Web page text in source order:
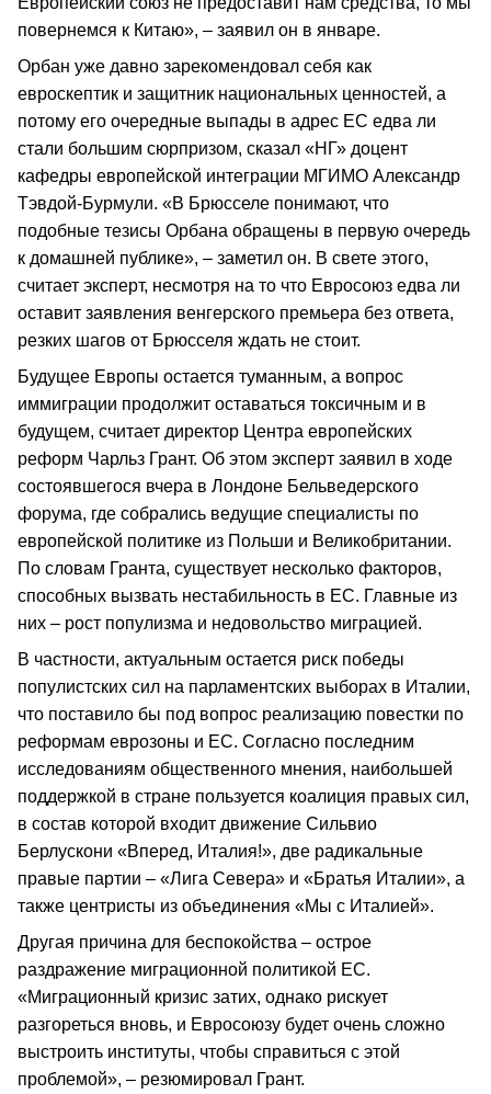
повернемся к Китаю», – заявил он в январе.
Орбан уже давно зарекомендовал себя как
евроскептик и защитник национальных ценностей, а
потому его очередные выпады в адрес ЕС едва ли
стали большим сюрпризом, сказал «НГ» доцент
кафедры европейской интеграции МГИМО Александр
Тэвдой-Бурмули. «В Брюсселе понимают, что
подобные тезисы Орбана обращены в первую очередь
к домашней публике», – заметил он. В свете этого,
считает эксперт, несмотря на то что Евросоюз едва ли
оставит заявления венгерского премьера без ответа,
резких шагов от Брюсселя ждать не стоит.
Будущее Европы остается туманным, а вопрос
иммиграции продолжит оставаться токсичным и в
будущем, считает директор Центра европейских
реформ Чарльз Грант. Об этом эксперт заявил в ходе
состоявшегося вчера в Лондоне Бельведерского
форума, где собрались ведущие специалисты по
европейской политике из Польши и Великобритании.
По словам Гранта, существует несколько факторов,
способных вызвать нестабильность в ЕС. Главные из
них – рост популизма и недовольство миграцией.
В частности, актуальным остается риск победы
популистских сил на парламентских выборах в Италии,
что поставило бы под вопрос реализацию повестки по
реформам еврозоны и ЕС. Согласно последним
исследованиям общественного мнения, наибольшей
поддержкой в стране пользуется коалиция правых сил,
в состав которой входит движение Сильвио
Берлускони «Вперед, Италия!», две радикальные
правые партии – «Лига Севера» и «Братья Италии», а
также центристы из объединения «Мы с Италией».
Другая причина для беспокойства – острое
раздражение миграционной политикой ЕС.
«Миграционный кризис затих, однако рискует
разгореться вновь, и Евросоюзу будет очень сложно
выстроить институты, чтобы справиться с этой
проблемой», – резюмировал Грант.